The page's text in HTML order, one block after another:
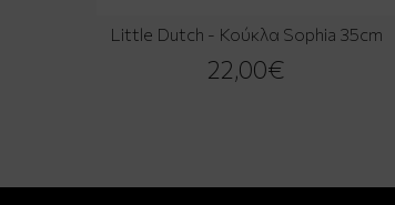
Little Dutch - Κούκλα Sophia 35cm
22,00€